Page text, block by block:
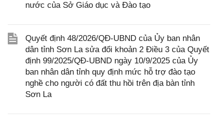
nước của Sở Giáo dục và Đào tạo
Quyết định 48/2026/QĐ-UBND của Ủy ban nhân
dân tỉnh Sơn La sửa đổi khoản 2 Điều 3 của Quyết
định 99/2025/QĐ-UBND ngày 10/9/2025 của Ủy
ban nhân dân tỉnh quy định mức hỗ trợ đào tạo
nghề cho người có đất thu hồi trên địa bàn tỉnh
Sơn La